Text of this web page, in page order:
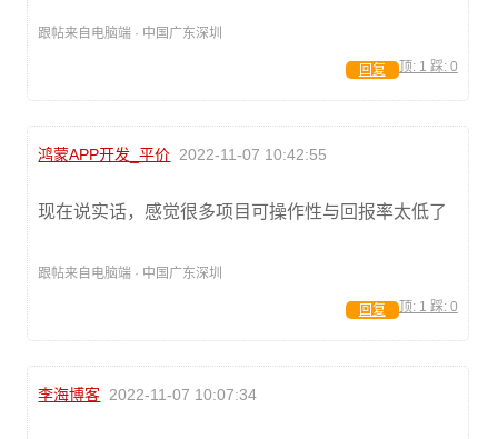
跟帖来自电脑端 · 中国广东深圳
顶: 1 踩: 0
回复
鸿蒙APP开发_平价 2022-11-07 10:42:55
现在说实话，感觉很多项目可操作性与回报率太低了
跟帖来自电脑端 · 中国广东深圳
顶: 1 踩: 0
回复
李海博客 2022-11-07 10:07:34